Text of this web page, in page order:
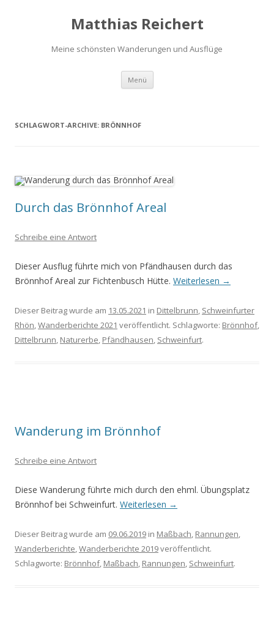
Matthias Reichert
Meine schönsten Wanderungen und Ausflüge
Menü Zum
springen
SCHLAGWORT-ARCHIVE: BRÖNNHOF
Durch das Brönnhof Areal
Schreibe eine Antwort
Dieser Ausflug führte mich von Pfändhausen durch das
Brönnhof Areal zur Fichtenbusch Hütte. Weiterlesen →
Dieser Beitrag wurde am 13.05.2021 in Dittelbrunn, Schweinfurter
Rhön,Wanderberichte 2021 veröffentlicht. Schlagworte: Brönnhof,
Dittelbrunn, Naturerbe, Pfändhausen, Schweinfurt.
Wanderung im Brönnhof
Schreibe eine Antwort
Diese Wanderung führte mich durch den ehml. Übungsplatz
Brönnhof bei Schweinfurt. Weiterlesen →
Dieser Beitrag wurde am 09.06.2019 in Maßbach, Rannungen,
Wanderberichte,Wanderberichte 2019veröffentlicht.
Schlagworte: Brönnhof, Maßbach, Rannungen, Schweinfurt.